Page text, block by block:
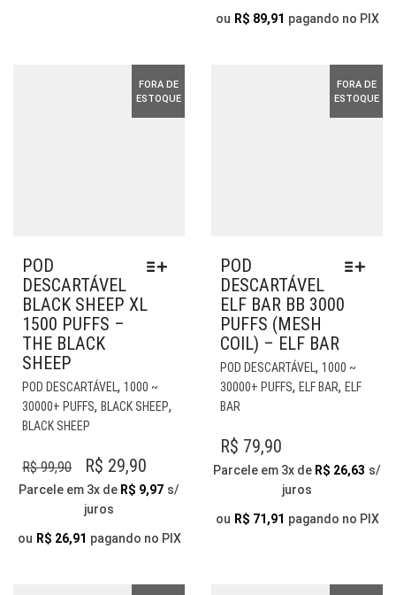
ESCOLHIDAS
PRODUTO
DO
ou R$ 89,91 pagando no PIX
FORA DE
ESTOQUE
POD
DESCARTÁVEL
BLACK SHEEP XL
1500 PUFFS –
THE BLACK
SHEEP
POD DESCARTÁVEL, 1000 ~
30000+ PUFFS, BLACK SHEEP,
BLACK SHEEP
PRODUTO
VARIANTES.
OPÇÕES
PODEM
SER
R$99,90
O
PREÇO
ORIGINAL
ERA:
R$ 29,90
PREÇO
É:
Parcele em 3x de R$ 9,97 s/
juros
ou R$ 26,91 pagando no PIX
FORA DE
ESTOQUE
POD
DESCARTÁVEL
ELF BAR BB 3000
PUFFS (MESH
COIL) – ELF BAR
POD DESCARTÁVEL, 1000 ~
30000+ PUFFS, ELF BAR, ELF
BAR
SER
R$ 79,90
Parcele em 3x de R$ 26,63 s/
juros
ou R$ 71,91 pagando no PIX